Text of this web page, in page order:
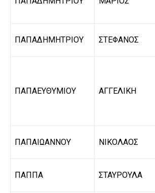
ΠΑΠΑΔΗΜΗΤΡΙΟΥ ΣΤΕΦΑΝΟΣ
ΠΑΠΑΕΥΘΥΜΙΟΥ ΑΓΓΕΛΙΚΗ
ΠΑΠΑΙΩΑΝΝΟΥ ΝΙΚΟΛΑΟΣ
ΠΑΠΠΑ ΣΤΑΥΡΟΥΛΑ